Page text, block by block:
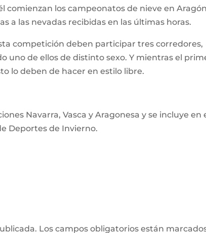
comienzan los campeonatos de nieve en
a las nevadas recibidas en las últimas horas.
competición deben participar tres corredores,
uno de ellos de distinto sexo. Y mientras el
lo deben de hacer en estilo libre.
Navarra, Vasca y Aragonesa y se incluye en
Deportes de Invierno.
Los campos obligatorios están